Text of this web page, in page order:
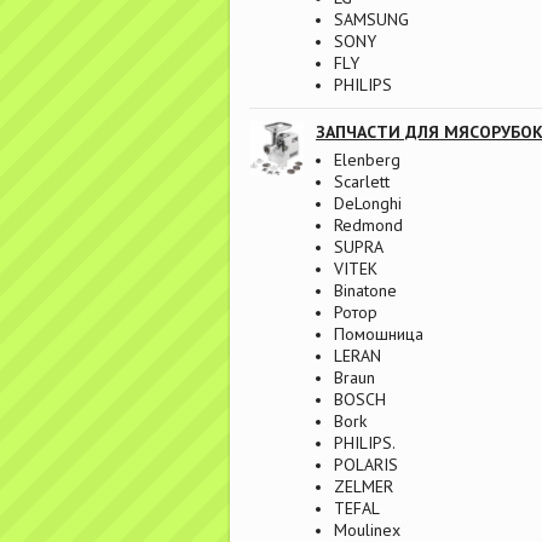
SAMSUNG
SONY
FLY
PHILIPS
ЗАПЧАСТИ ДЛЯ МЯСОРУБОК
Elenberg
Scarlett
DeLonghi
Redmond
SUPRA
VITEK
Binatone
Ротор
Помошница
LERAN
Braun
BOSCH
Bork
PHILIPS.
POLARIS
ZELMER
TEFAL
Moulinex